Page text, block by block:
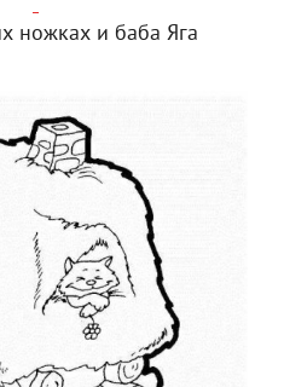
ножках и баба Яга